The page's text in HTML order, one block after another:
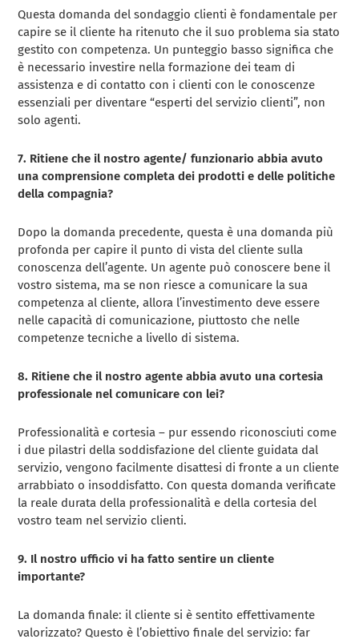
Questa domanda del sondaggio clienti è fondamentale per
capire se il cliente ha ritenuto che il suo problema sia stato
gestito con competenza. Un punteggio basso significa che
è necessario investire nella formazione dei team di
assistenza e di contatto con i clienti con le conoscenze
essenziali per diventare “esperti del servizio clienti”, non
solo agenti.
7. Ritiene che il nostro agente/ funzionario abbia avuto
una comprensione completa dei prodotti e delle politiche
della compagnia?
Dopo la domanda precedente, questa è una domanda più
profonda per capire il punto di vista del cliente sulla
conoscenza dell’agente. Un agente può conoscere bene il
vostro sistema, ma se non riesce a comunicare la sua
competenza al cliente, allora l’investimento deve essere
nelle capacità di comunicazione, piuttosto che nelle
competenze tecniche a livello di sistema.
8. Ritiene che il nostro agente abbia avuto una cortesia
professionale nel comunicare con lei?
Professionalità e cortesia – pur essendo riconosciuti come
i due pilastri della soddisfazione del cliente guidata dal
servizio, vengono facilmente disattesi di fronte a un cliente
arrabbiato o insoddisfatto. Con questa domanda verificate
la reale durata della professionalità e della cortesia del
vostro team nel servizio clienti.
9. Il nostro ufficio vi ha fatto sentire un cliente
importante?
La domanda finale: il cliente si è sentito effettivamente
valorizzato? Questo è l’obiettivo finale del servizio: far